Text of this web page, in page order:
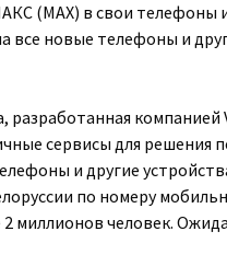
(МАХ) в свои телефоны
все новые телефоны и
компанией
сервисы для решения
и другие
по номеру
человек.